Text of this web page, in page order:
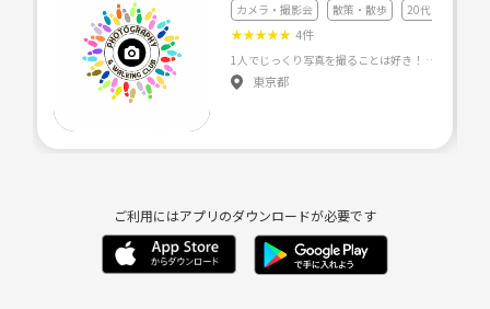
カメラ・撮影会 散策・散歩 20代友達づくり
★★★★★ 4件
東京都
ご利用にはアプリのダウンロードが必要です